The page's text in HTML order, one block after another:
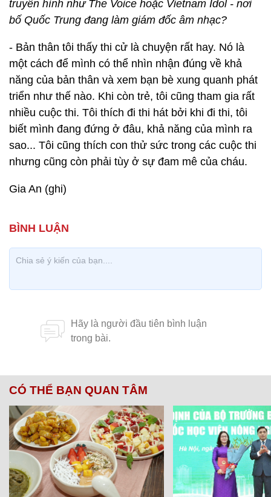
truyền hình như The Voice hoặc Vietnam Idol - nơi
bố Quốc Trung đang làm giám đốc âm nhạc?
- Bản thân tôi thấy thi cử là chuyện rất hay. Nó là
một cách để mình có thể nhìn nhận đúng về khả
năng của bản thân và xem bạn bè xung quanh phát
triển như thế nào. Khi còn trẻ, tôi cũng tham gia rất
nhiều cuộc thi. Tôi thích đi thi hát bởi khi đi thi, tôi
biết mình đang đứng ở đâu, khả năng của mình ra
sao... Tôi cũng thích con thử sức trong các cuộc thi
nhưng cũng còn phải tùy ở sự đam mê của cháu.
Gia An (ghi)
CÓ THỂ BẠN QUAN TÂM